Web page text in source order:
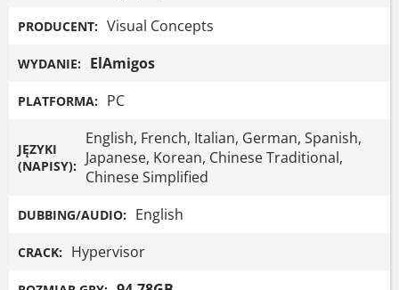
PRODUCENT: Visual Concepts
WYDANIE: ElAmigos
PLATFORMA: PC
JĘZYKI
(NAPISY):
English, French, Italian, German, Spanish,
Japanese, Korean, Chinese Traditional,
Chinese Simplified
DUBBING/AUDIO: English
CRACK: Hypervisor